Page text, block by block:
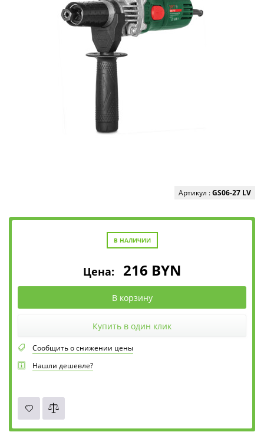
Артикул :GS06-27 LV
В НАЛИЧИИ
Цена: 216 BYN
В корзину
Купить в один клик
Сообщить о снижении цены
Нашли дешевле?